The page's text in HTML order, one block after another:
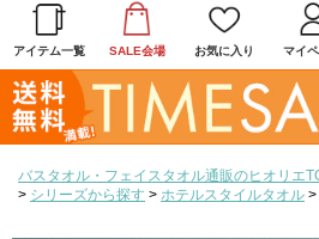
アイテム一覧 SALE会場 お気に入り マイ
バスタオル・フェイスタオル通販のヒオリエ
シリーズから探す
ホテルスタイルタオル